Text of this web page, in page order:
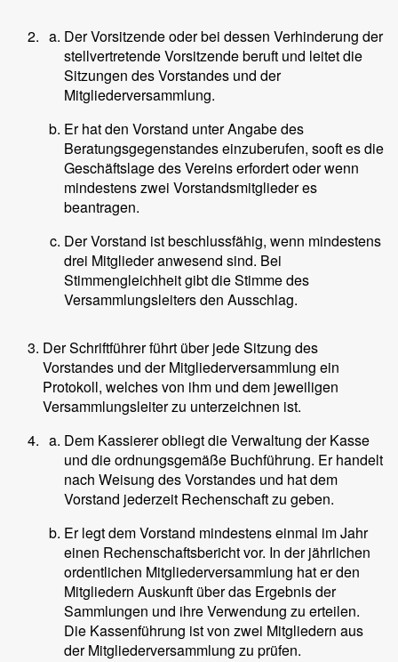
Der Vorsitzende oder bei dessen Verhinderung der
stellvertretende Vorsitzende beruft und leitet die
Sitzungen des Vorstandes und der
Mitgliederversammlung.
Er hat den Vorstand unter Angabe des
Beratungsgegenstandes einzuberufen, sooft es die
Geschäftslage des Vereins erfordert oder wenn
mindestens zwei Vorstandsmitglieder es
beantragen.
Der Vorstand ist beschlussfähig, wenn mindestens
drei Mitglieder anwesend sind. Bei
Stimmengleichheit gibt die Stimme des
Versammlungsleiters den Ausschlag.
Der Schriftführer führt über jede Sitzung des
Vorstandes und der Mitgliederversammlung ein
Protokoll, welches von ihm und dem jeweiligen
Versammlungsleiter zu unterzeichnen ist.
Dem Kassierer obliegt die Verwaltung der Kasse
und die ordnungsgemäße Buchführung. Er handelt
nach Weisung des Vorstandes und hat dem
Vorstand jederzeit Rechenschaft zu geben.
Er legt dem Vorstand mindestens einmal im Jahr
einen Rechenschaftsbericht vor. In der jährlichen
ordentlichen Mitgliederversammlung hat er den
Mitgliedern Auskunft über das Ergebnis der
Sammlungen und ihre Verwendung zu erteilen.
Die Kassenführung ist von zwei Mitgliedern aus
der Mitgliederversammlung zu prüfen.